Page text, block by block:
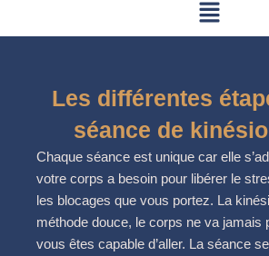
Les différentes
séance de
Chaque séance est unique car elle
votre corps a besoin pour libérer le
les blocages que vous portez. La
méthode douce, le corps ne va jamais
vous êtes capable d’aller. La séance